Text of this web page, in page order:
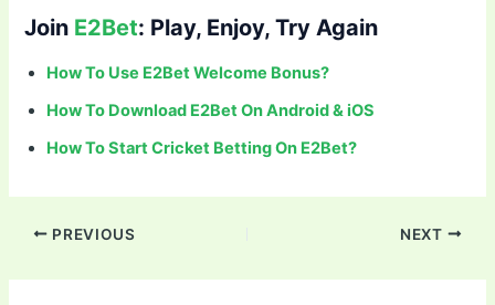
Join E2Bet: Play, Enjoy, Try Again
How To Use E2Bet Welcome Bonus?
How To Download E2Bet On Android & iOS
How To Start Cricket Betting On E2Bet?
PREVIOUS NEXT